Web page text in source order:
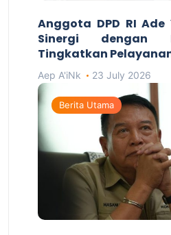
Anggota DPD RI
Sinergi dengan
Tingkatkan
Aep A'iNk 23 July 2026
Berita Utama